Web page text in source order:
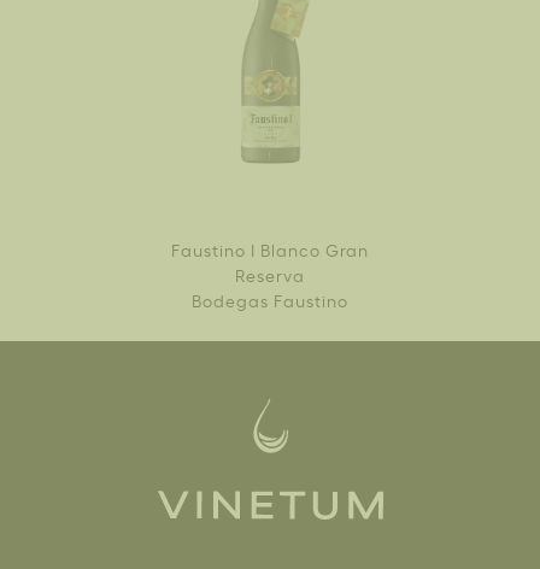
Faustino I Blanco Gran
Reserva
Bodegas Faustino